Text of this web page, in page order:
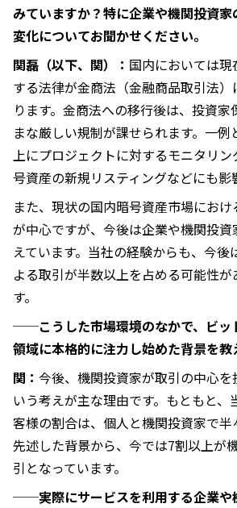
みていますか？特に企業や機関投資
変化についてお聞かせください。
関磊（以下、関）： 国内においては
する法律が金商法（金融商品取引法
ります。金商法への移行後は、投資
まな厳しい規制が課せられます。一
上にプロジェクトに対するモニタリ
号資産の新規リスティングなどにも影
また、現状の国内暗号資産市場にお
が中心ですが、今後は企業や機関投
えています。当社の経験からも、今後
よる取引が半数以上を占める可能性が
す。
──こうした市場環境のなかで、ビッ
領域に本格的に注力し始めた背景を教
関： 今後、機関投資家が取引の中心を
いう考えが主な理由です。もともと
客様の割合は、個人と機関投資家で半
先述した背景から、今では7割以上が
引となっています。
──実際にサービスを利用する企業や